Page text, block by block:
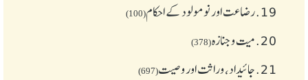
19. رضاعت اور نومولود کے احکام(100)
20. میت و جنازہ(378)
21. جائیداد، وراثت اور وصیت(697)